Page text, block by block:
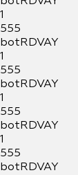
1
555
botRDVAY
1
555
botRDVAY
1
555
botRDVAY
1
555
botRDVAY